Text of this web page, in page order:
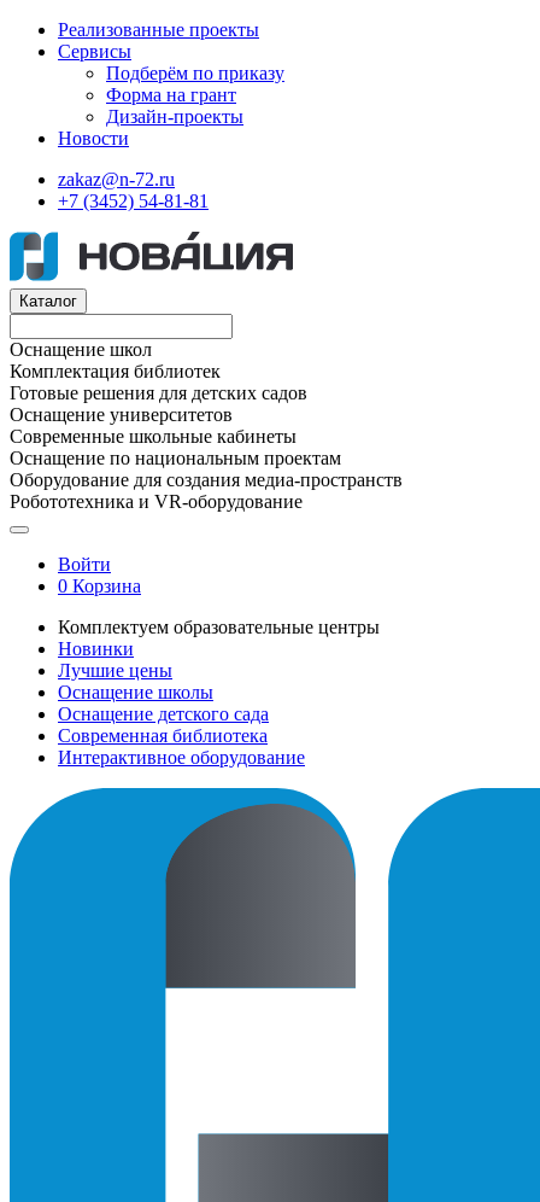
Реализованные проекты
Сервисы
Подберём по приказу
Форма на грант
Дизайн-проекты
Новости
zakaz@n-72.ru
+7 (3452) 54-81-81
Каталог
Оснащение школ
Комплектация библиотек
Готовые решения для детских садов
Оснащение университетов
Современные школьные кабинеты
Оснащение по национальным проектам
Оборудование для создания медиа-пространств
Робототехника и VR-оборудование
Войти
0 Корзина
Комплектуем образовательные центры
Новинки
Лучшие цены
Оснащение школы
Оснащение детского сада
Современная библиотека
Интерактивное оборудование